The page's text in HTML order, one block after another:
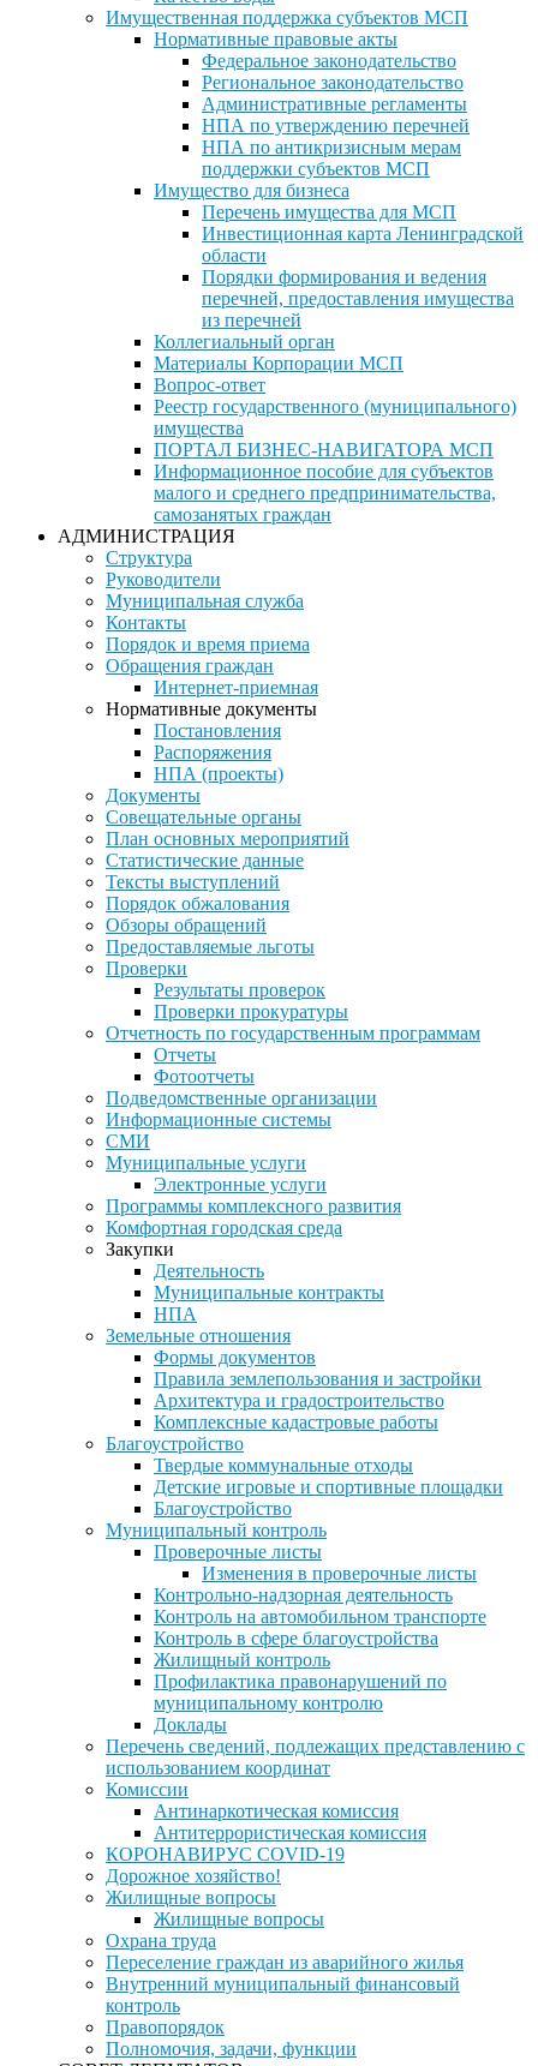
Имущественная поддержка субъектов МСП
Нормативные правовые акты
Федеральное законодательство
Региональное законодательство
Административные регламенты
НПА по утверждению перечней
НПА по антикризисным мерам
поддержки субъектов МСП
Имущество для бизнеса
Перечень имущества для МСП
Инвестиционная карта Ленинградской
области
Порядки формирования и ведения
перечней, предоставления имущества
из перечней
Коллегиальный орган
Материалы Корпорации МСП
Вопрос-ответ
Реестр государственного (муниципального)
имущества
ПОРТАЛ БИЗНЕС-НАВИГАТОРА МСП
Информационное пособие для субъектов
малого и среднего предпринимательства,
самозанятых граждан
АДМИНИСТРАЦИЯ
Структура
Руководители
Муниципальная служба
Контакты
Порядок и время приема
Обращения граждан
Интернет-приемная
Нормативные документы
Постановления
Распоряжения
НПА (проекты)
Документы
Совещательные органы
План основных мероприятий
Статистические данные
Тексты выступлений
Порядок обжалования
Обзоры обращений
Предоставляемые льготы
Проверки
Результаты проверок
Проверки прокуратуры
Отчетность по государственным программам
Отчеты
Фотоотчеты
Подведомственные организации
Информационные системы
СМИ
Муниципальные услуги
Электронные услуги
Программы комплексного развития
Комфортная городская среда
Закупки
Деятельность
Муниципальные контракты
НПА
Земельные отношения
Формы документов
Правила землепользования и застройки
Архитектура и градостроительство
Комплексные кадастровые работы
Благоустройство
Твердые коммунальные отходы
Детские игровые и спортивные площадки
Благоустройство
Муниципальный контроль
Проверочные листы
Изменения в проверочные листы
Контрольно-надзорная деятельность
Контроль на автомобильном транспорте
Контроль в сфере благоустройства
Жилищный контроль
Профилактика правонарушений по
муниципальному контролю
Доклады
Перечень сведений, подлежащих представлению с
использованием координат
Комиссии
Антинаркотическая комиссия
Антитеррористическая комиссия
КОРОНАВИРУС COVID-19
Дорожное хозяйство!
Жилищные вопросы
Жилищные вопросы
Охрана труда
Переселение граждан из аварийного жилья
Внутренний муниципальный финансовый
контроль
Правопорядок
Полномочия, задачи, функции